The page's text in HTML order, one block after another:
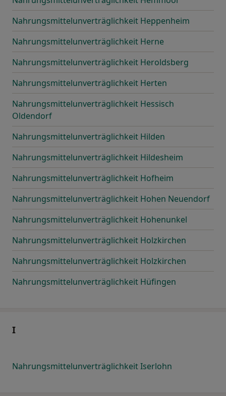
Nahrungsmittelunverträglichkeit Heppenheim
Nahrungsmittelunverträglichkeit Herne
Nahrungsmittelunverträglichkeit Heroldsberg
Nahrungsmittelunverträglichkeit Herten
Nahrungsmittelunverträglichkeit Hessisch
Oldendorf
Nahrungsmittelunverträglichkeit Hilden
Nahrungsmittelunverträglichkeit Hildesheim
Nahrungsmittelunverträglichkeit Hofheim
Nahrungsmittelunverträglichkeit Hohen Neuendorf
Nahrungsmittelunverträglichkeit Hohenunkel
Nahrungsmittelunverträglichkeit Holzkirchen
Nahrungsmittelunverträglichkeit Holzkirchen
Nahrungsmittelunverträglichkeit Hüfingen
I
Nahrungsmittelunverträglichkeit Iserlohn